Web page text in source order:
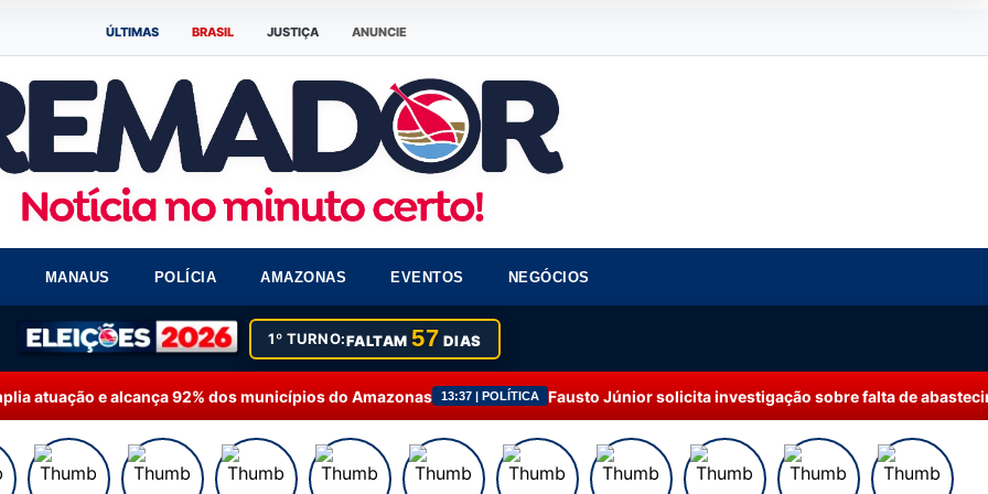
ÚLTIMAS BRASIL JUSTIÇA ANUNCIE
MANAUS POLÍCIA AMAZONAS EVENTOS NEGÓCIOS
1º TURNO:FALTAM57 DIAS
92% dos municípios do Amazonas 13:37 | POLÍTICA Fausto Júnior solicita investigação sobre falta de abastecimento de água em